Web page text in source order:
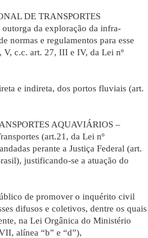
DE TRANSPORTES
da exploração da infra-
normas e regulamentos para esse
V, c.c. art. 27, III e IV, da Lei nº
e indireta, dos portos fluviais (art.
AQUAVIÁRIOS –
(art.21, da Lei nº
perante a Justiça Federal (art.
justificando-se a atuação do
de promover o inquérito civil
difusos e coletivos, dentre os quais
na Lei Orgânica do Ministério
alínea “b” e “d”),